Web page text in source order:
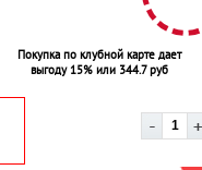
Покупка по клубной карте дает
выгоду 15% или 344.7 руб